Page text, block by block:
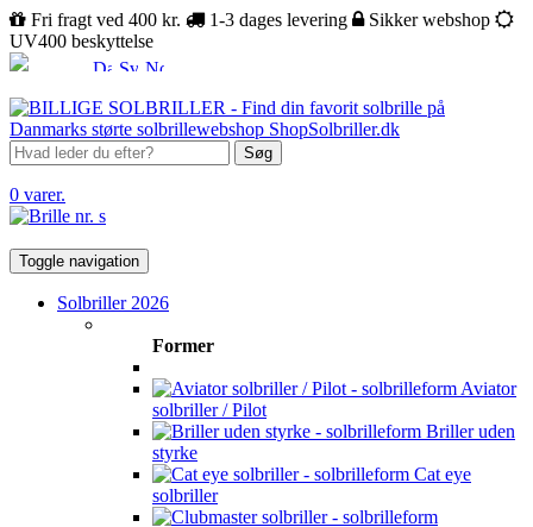
Fri fragt ved 400 kr. 1-3 dages levering
Sikker webshop
UV400 beskyttelse
Søg
0 varer.
Toggle navigation
Solbriller 2026
Former
Aviator
solbriller / Pilot
Briller uden
styrke
Cat eye
solbriller